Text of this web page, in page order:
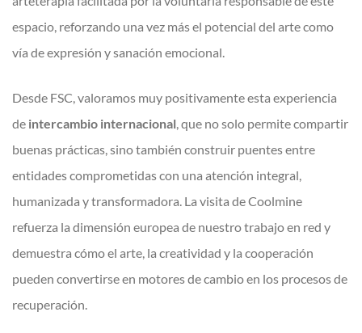
espacio, reforzando una vez más el potencial del arte como
vía de expresión y sanación emocional.
Desde FSC, valoramos muy positivamente esta experiencia
de intercambio internacional, que no solo permite compartir
buenas prácticas, sino también construir puentes entre
entidades comprometidas con una atención integral,
humanizada y transformadora. La visita de Coolmine
refuerza la dimensión europea de nuestro trabajo en red y
demuestra cómo el arte, la creatividad y la cooperación
pueden convertirse en motores de cambio en los procesos de
recuperación.